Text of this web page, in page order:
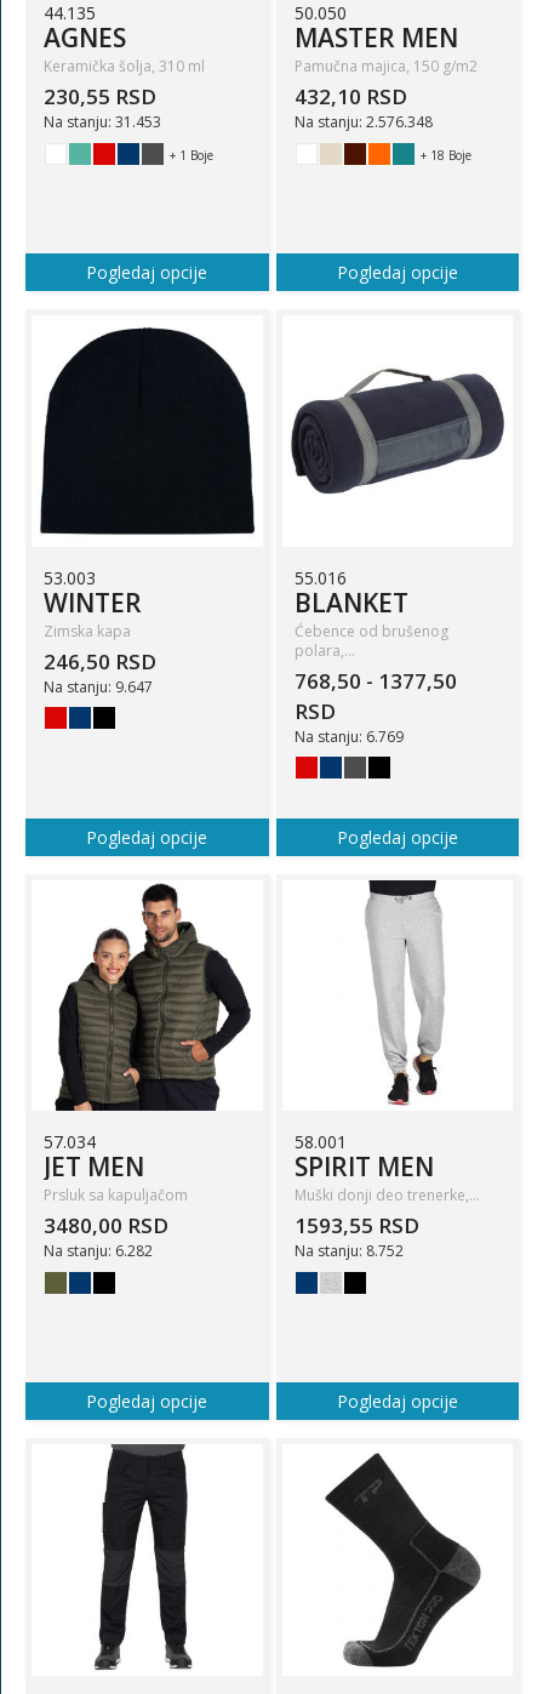
44.135
AGNES
Keramička šolja, 310 ml
230,55 RSD
Na stanju: 31.453
+ 1 Boje
Pogledaj opcije
50.050
MASTER MEN
Pamučna majica, 150 g/m2
432,10 RSD
Na stanju: 2.576.348
+ 18 Boje
Pogledaj opcije
53.003
WINTER
Zimska kapa
246,50 RSD
Na stanju: 9.647
Pogledaj opcije
55.016
BLANKET
Ćebence od brušenog
polara,…
768,50 - 1377,50
RSD
Na stanju: 6.769
Pogledaj opcije
57.034
JET MEN
Prsluk sa kapuljačom
3480,00 RSD
Na stanju: 6.282
Pogledaj opcije
58.001
SPIRIT MEN
Muški donji deo trenerke,…
1593,55 RSD
Na stanju: 8.752
Pogledaj opcije